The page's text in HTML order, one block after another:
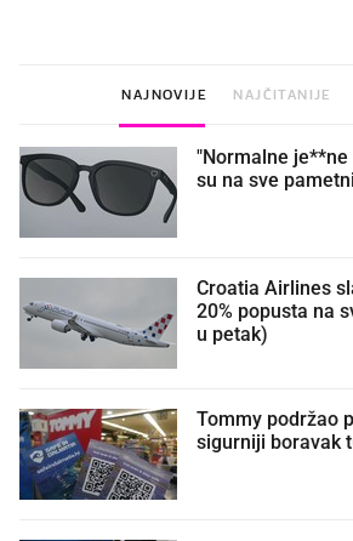
NAJNOVIJE NAJČITANIJE
"Normalne
su na sve
Croatia Airlines
20% popusta na
u petak)
Tommy podržao
sigurniji boravak